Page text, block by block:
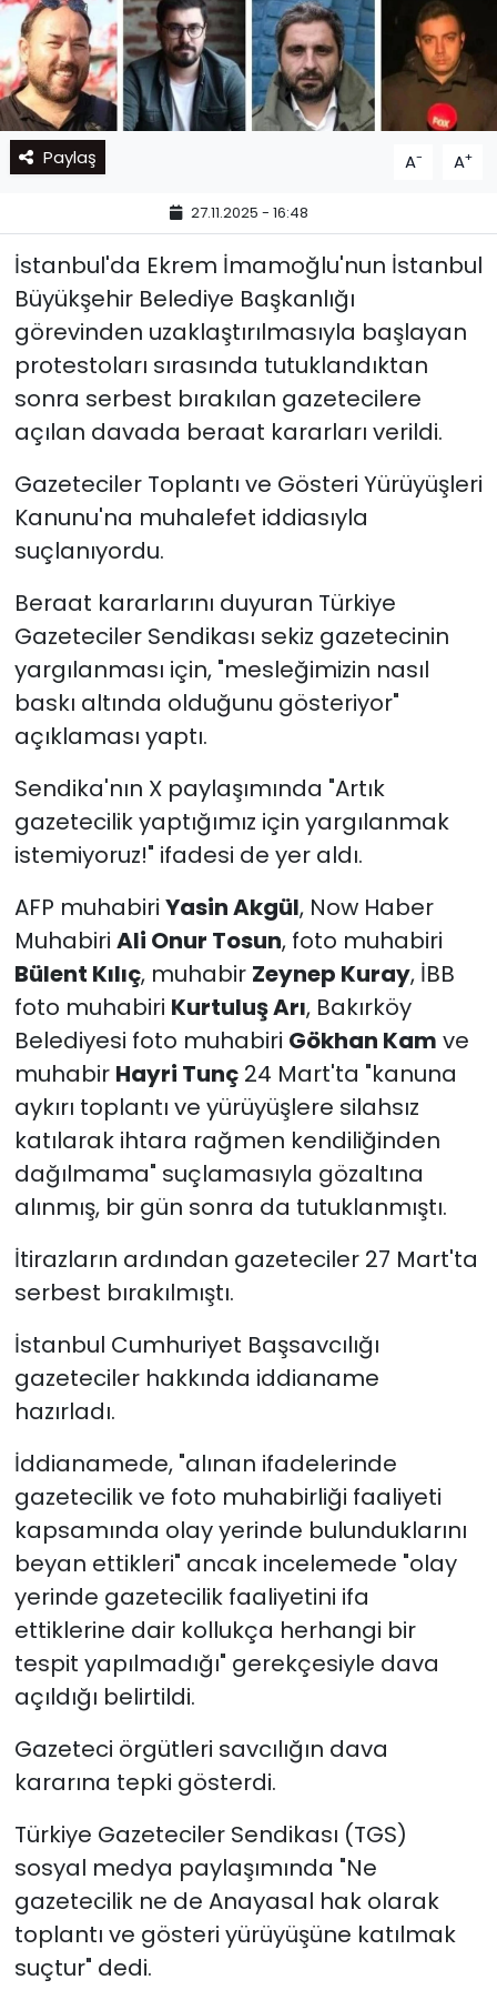
Paylaş A- A+
27.11.2025 - 16:48
İstanbul'da Ekrem İmamoğlu'nun İstanbul
Büyükşehir Belediye Başkanlığı
görevinden uzaklaştırılmasıyla başlayan
protestoları sırasında tutuklandıktan
sonra serbest bırakılan gazetecilere
açılan davada beraat kararları verildi.
Gazeteciler Toplantı ve Gösteri Yürüyüşleri
Kanunu'na muhalefet iddiasıyla
suçlanıyordu.
Beraat kararlarını duyuran Türkiye
Gazeteciler Sendikası sekiz gazetecinin
yargılanması için, "mesleğimizin nasıl
baskı altında olduğunu gösteriyor"
açıklaması yaptı.
Sendika'nın X paylaşımında "Artık
gazetecilik yaptığımız için yargılanmak
istemiyoruz!" ifadesi de yer aldı.
AFP muhabiri Yasin Akgül, Now Haber
Muhabiri Ali Onur Tosun, foto muhabiri
Bülent Kılıç, muhabir Zeynep Kuray, İBB
foto muhabiri Kurtuluş Arı, Bakırköy
Belediyesi foto muhabiri Gökhan Kam ve
muhabir Hayri Tunç24 Mart'ta "kanuna
aykırı toplantı ve yürüyüşlere silahsız
katılarak ihtara rağmen kendiliğinden
dağılmama" suçlamasıyla gözaltına
alınmış, bir gün sonra da tutuklanmıştı.
İtirazların ardından gazeteciler 27 Mart'ta
serbest bırakılmıştı.
İstanbul Cumhuriyet Başsavcılığı
gazeteciler hakkında iddianame
hazırladı.
İddianamede, "alınan ifadelerinde
gazetecilik ve foto muhabirliği faaliyeti
kapsamında olay yerinde bulunduklarını
beyan ettikleri" ancak incelemede "olay
yerinde gazetecilik faaliyetini ifa
ettiklerine dair kollukça herhangi bir
tespit yapılmadığı" gerekçesiyle dava
açıldığı belirtildi.
Gazeteci örgütleri savcılığın dava
kararına tepki gösterdi.
Türkiye Gazeteciler Sendikası (TGS)
sosyal medya paylaşımında "Ne
gazetecilik ne de Anayasal hak olarak
toplantı ve gösteri yürüyüşüne katılmak
suçtur" dedi.